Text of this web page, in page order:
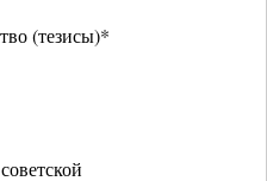
(тезисы)*